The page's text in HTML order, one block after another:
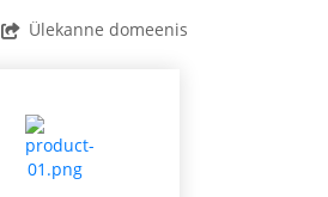
Ülekanne domeenis